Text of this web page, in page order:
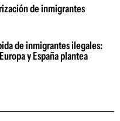
de inmigrantes
de inmigrantes ilegales:
y España plantea